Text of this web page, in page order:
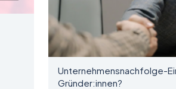
Unternehmensnachfolge-
Gründer:innen?